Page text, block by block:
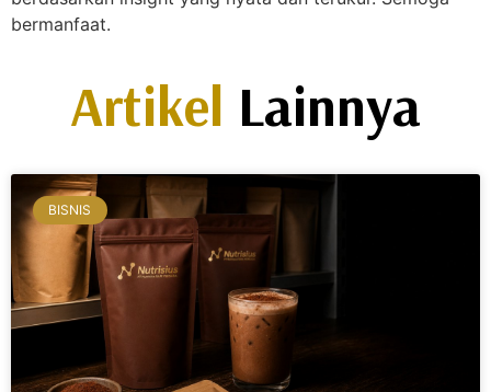
bermanfaat.
Artikel Lainnya
BISNIS